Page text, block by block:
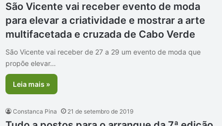
São Vicente vai receber evento de moda
para elevar a criatividade e mostrar a arte
multifacetada e cruzada de Cabo Verde
São Vicente vai receber de 27 a 29 um evento de moda que
propõe elevar…
Leia mais »
Constanca Pina 21 de setembro de 2019